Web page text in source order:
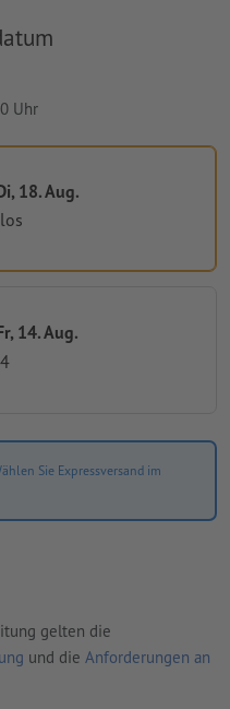
Uhr
18. Aug.
14. Aug.
Sie Expressversand im
gelten die
und die Anforderungen an